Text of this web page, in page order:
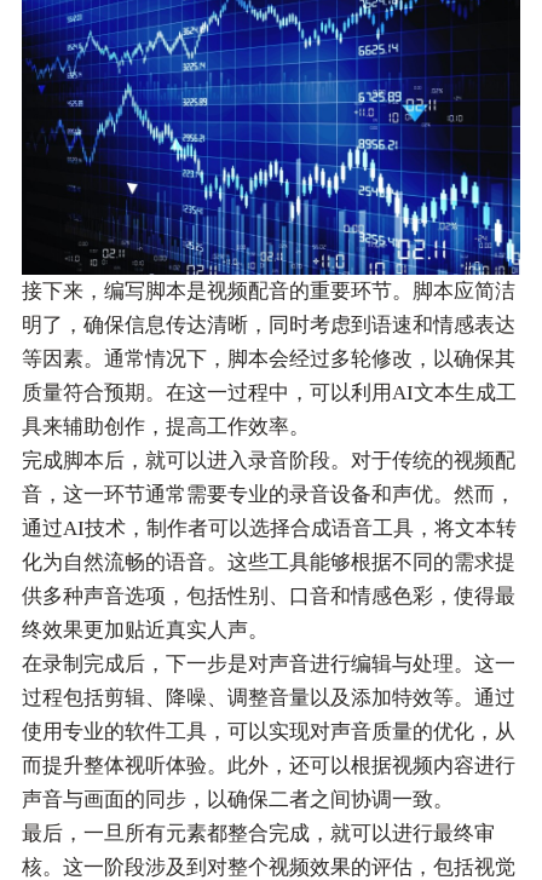
接下来，编写脚本是视频配音的重要环节。脚本应简洁
明了，确保信息传达清晰，同时考虑到语速和情感表达
等因素。通常情况下，脚本会经过多轮修改，以确保其
质量符合预期。在这一过程中，可以利用AI文本生成工
具来辅助创作，提高工作效率。
完成脚本后，就可以进入录音阶段。对于传统的视频配
音，这一环节通常需要专业的录音设备和声优。然而，
通过AI技术，制作者可以选择合成语音工具，将文本转
化为自然流畅的语音。这些工具能够根据不同的需求提
供多种声音选项，包括性别、口音和情感色彩，使得最
终效果更加贴近真实人声。
在录制完成后，下一步是对声音进行编辑与处理。这一
过程包括剪辑、降噪、调整音量以及添加特效等。通过
使用专业的软件工具，可以实现对声音质量的优化，从
而提升整体视听体验。此外，还可以根据视频内容进行
声音与画面的同步，以确保二者之间协调一致。
最后，一旦所有元素都整合完成，就可以进行最终审
核。这一阶段涉及到对整个视频效果的评估，包括视觉